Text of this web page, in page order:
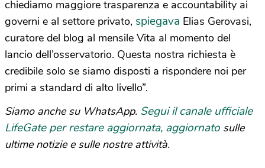
chiediamo maggiore trasparenza e accountability ai
governi e al settore privato, spiegava Elias Gerovasi,
curatore del blog al mensile Vita al momento del
lancio dell’osservatorio. Questa nostra richiesta è
credibile solo se siamo disposti a rispondere noi per
primi a standard di alto livello”.
Siamo anche su WhatsApp. Segui il canale ufficiale
LifeGate per restare aggiornata, aggiornato sulle
ultime notizie e sulle nostre attività.